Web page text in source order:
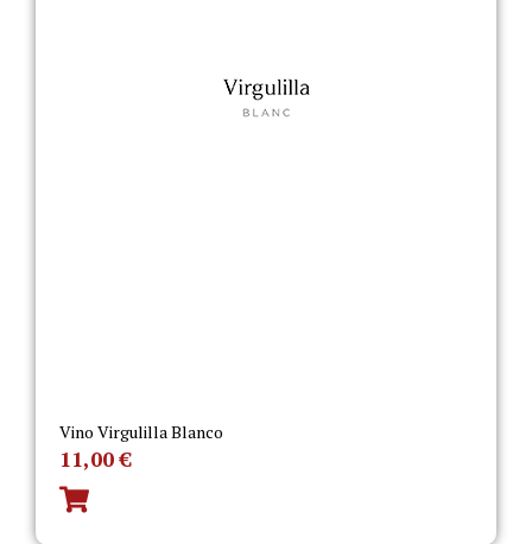
Vino Virgulilla Blanco
11,00€